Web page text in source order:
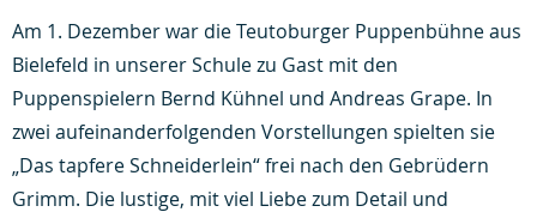
Am 1. Dezember war die Teutoburger Puppenbühne aus
Bielefeld in unserer Schule zu Gast mit den
Puppenspielern Bernd Kühnel und Andreas Grape. In
zwei aufeinanderfolgenden Vorstellungen spielten sie
„Das tapfere Schneiderlein“ frei nach den Gebrüdern
Grimm. Die lustige, mit viel Liebe zum Detail und